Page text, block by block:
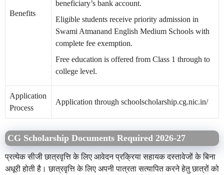
Benefits
beneficiary’s bank account.
Eligible students receive priority admission in
Swami Atmanand English Medium Schools with
complete fee exemption.
Free education is offered from Class 1 through to
college level.
Application
Process
Application through schoolscholarship.cg.nic.in/
CG Scholarship Documents Required 2026-27
प्रत्येक सीजी छात्रवृत्ति के लिए आवेदन प्रक्रिया सहायक दस्तावेजों के बिना
अधूरी होती है। छात्रवृत्ति के लिए अपनी पात्रता सत्यापित करने हेतु छात्रों को